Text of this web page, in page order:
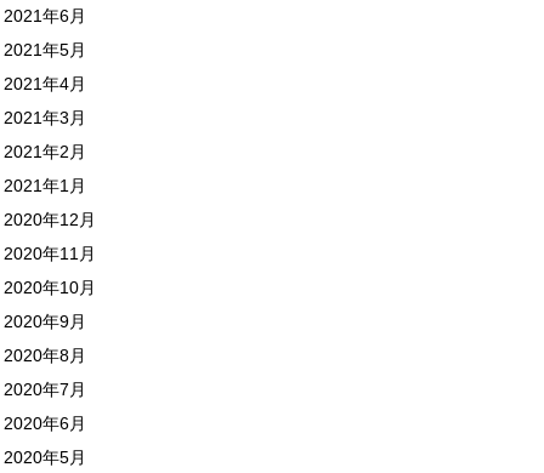
2021年6月
2021年5月
2021年4月
2021年3月
2021年2月
2021年1月
2020年12月
2020年11月
2020年10月
2020年9月
2020年8月
2020年7月
2020年6月
2020年5月